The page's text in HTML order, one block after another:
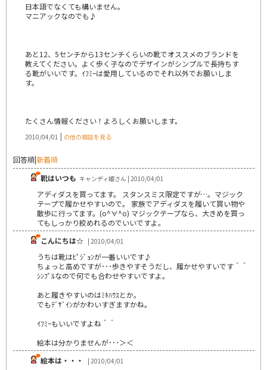
日本語でなくても構いません。
マニアックなのでも♪
あと12、5センチから13センチくらいの靴でオススメのブランドを
教えてください。よく歩く子なのでデザインがシンプルで長持ちす
る靴がいいです。ｲﾌﾐｰは愛用しているのでそれ以外でお願いしま
す。
たくさん情報ください！よろしくお願いします。
2010/04/01 | の他の相談を見る
回答順|新着順
靴はいつも キャンディ姫さん | 2010/04/01
アディダスを買ってます。 スタンスミス限定ですが…。マジック
テープで履かせやすいので。 家族でアディダスを履いて買い物や
散歩に行ってます。(o^∀^o) マジックテープなら、大きめを買っ
てもしっかり絞めれるのでいいですよ。
こんにちは☆ | 2010/04/01
うちは靴はﾋﾟｼﾞｮﾝが一番いいです♪
ちょっと高めですが･･･歩きやすそうだし、履かせやすいです＾＾
ｼﾝﾌﾟﾙなので何でも合わせやすいですよ。
あと履きやすいのはﾐｷﾊｳｽとか。
でもﾃﾞｻﾞｲﾝがかわいすぎますかね。
ｲﾌﾐｰもいいですよね＾＾
絵本は分かりませんが･･･＞＜
絵本は・・・
| 2010/04/01